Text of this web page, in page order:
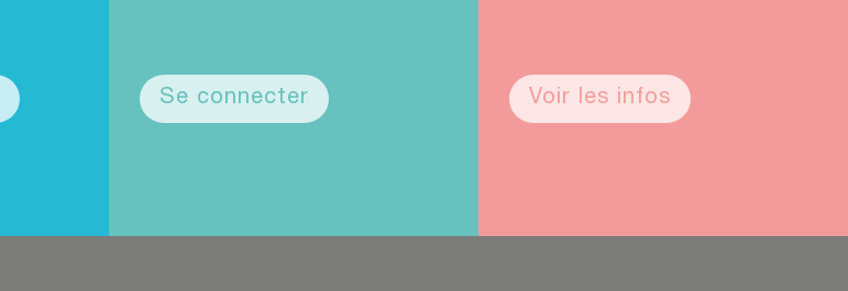
Se connecter Voir les infos